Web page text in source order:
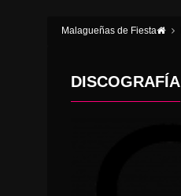
Malagueñas de Fiesta
DISCOGRAFÍA